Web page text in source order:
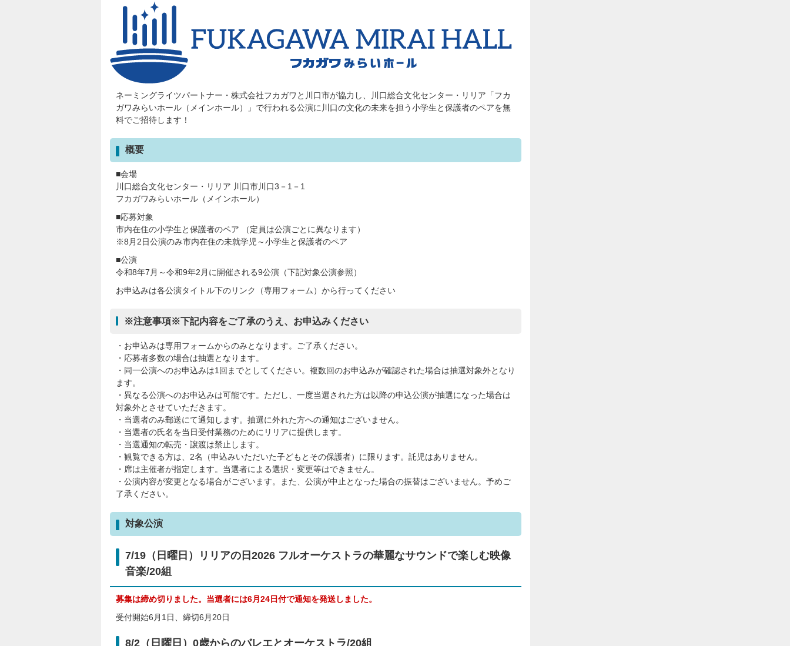
ネーミングライツパートナー・株式会社フカガワと川口市が協力し、川口総合文化センター・リリア「フカ
ガワみらいホール（メインホール）」で行われる公演に川口の文化の未来を担う小学生と保護者のペアを無
料でご招待します！
概要
■会場
川口総合文化センター・リリア 川口市川口3－1－1
フカガワみらいホール（メインホール）
■応募対象
市内在住の小学生と保護者のペア （定員は公演ごとに異なります）
※8月2日公演のみ市内在住の未就学児～小学生と保護者のペア
■公演
令和8年7月～令和9年2月に開催される9公演（下記対象公演参照）
お申込みは各公演タイトル下のリンク（専用フォーム）から行ってください
※注意事項※下記内容をご了承のうえ、お申込みください
・お申込みは専用フォームからのみとなります。ご了承ください。
・応募者多数の場合は抽選となります。
・同一公演へのお申込みは1回までとしてください。複数回のお申込みが確認された場合は抽選対象外となり
ます。
・異なる公演へのお申込みは可能です。ただし、一度当選された方は以降の申込公演が抽選になった場合は
対象外とさせていただきます。
・当選者のみ郵送にて通知します。抽選に外れた方への通知はございません。
・当選者の氏名を当日受付業務のためにリリアに提供します。
・当選通知の転売・譲渡は禁止します。
・観覧できる方は、2名（申込みいただいた子どもとその保護者）に限ります。託児はありません。
・席は主催者が指定します。当選者による選択・変更等はできません。
・公演内容が変更となる場合がございます。また、公演が中止となった場合の振替はございません。予めご
了承ください。
対象公演
7/19（日曜日）リリアの日2026 フルオーケストラの華麗なサウンドで楽しむ映像
音楽/20組
募集は締め切りました。当選者には6月24日付で通知を発送しました。
受付開始6月1日、締切6月20日
8/2（日曜日）0歳からのバレエとオーケストラ/20組